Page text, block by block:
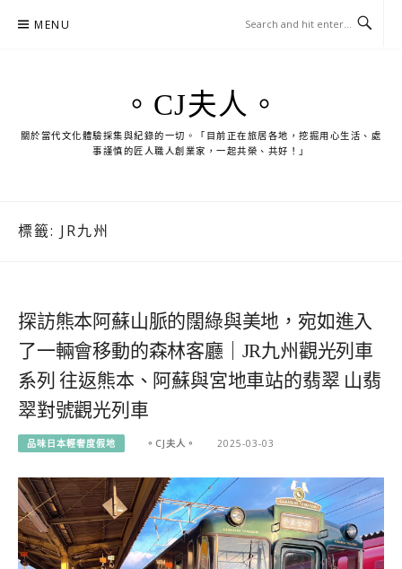
MENU
。CJ夫人。
關於當代文化體驗採集與紀錄的一切。「目前正在旅居各地，挖掘用心生活、處
事謹慎的匠人職人創業家，一起共榮、共好！」
標籤: JR九州
探訪熊本阿蘇山脈的闊綠與美地，宛如進入
了一輛會移動的森林客廳｜JR九州觀光列車
系列 往返熊本、阿蘇與宮地車站的翡翠 山翡
翠對號觀光列車
品味日本輕奢度假地 。CJ夫人。 2025-03-03